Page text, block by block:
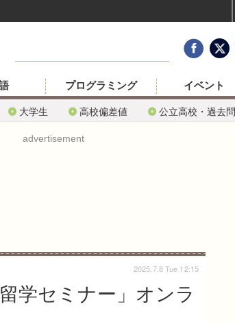
大学生 高校偏差値 公立高校・過去問
プログラミング イベント
advertisement
学セミナー」オンラ
2025.7.8 Tue 12:15